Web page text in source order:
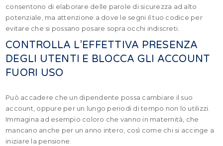
consentono di elaborare delle parole di sicurezza ad alto
potenziale, ma attenzione a dove le segni il tuo codice per
evitare che si possano posare sopra occhi indiscreti.
CONTROLLA L’EFFETTIVA PRESENZA
DEGLI UTENTI E BLOCCA GLI ACCOUNT
FUORI USO
Può accadere che un dipendente possa cambiare il suo
account, oppure per un lungo periodi di tempo non lo utilizzi.
Immagina ad esempio coloro che vanno in maternità, che
mancano anche per un anno intero, così come chi si accinge a
iniziare la pensione.